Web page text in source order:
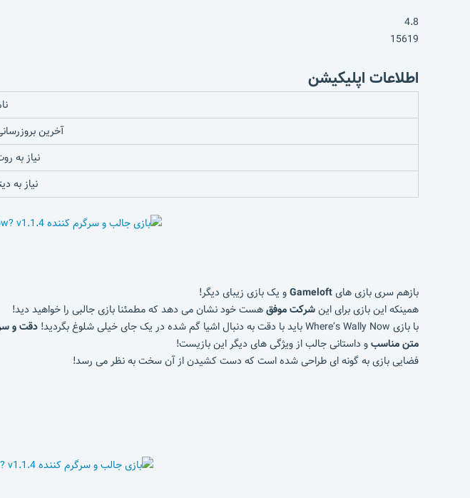
4.8
15619
اطلاعات اپلیکیشن
آخرین
نیاز به
نیاز به
بازهم سری بازی هایGameloftو یک بازی زیبای دیگر!
همینکه این بازی برای اینشرکت موفقهست خود نشان می دهد که مطمئنا بازی جالبی را خواهید دید!
با بازی Where’s Wally Now باید با دقت به دنبال اشیا گم شده در یک جای خیلی شلوغ بگردید!
دقت و
متن مناسبو داستانی جالب از ویژگی های دیگر این بازیست!
فضایی بازی به گونه ای طراحی شده است که دست کشیدن از آن سخت به نظر می رسد!